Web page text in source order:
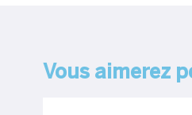
Vous aimerez